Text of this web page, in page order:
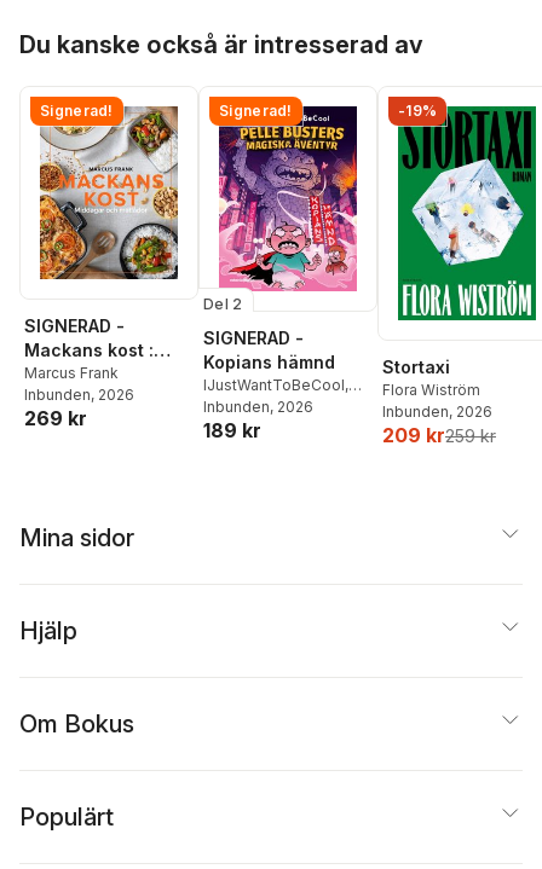
Du kanske också är intresserad av
Signerad!
SIGNERAD -
Mackans kost :
Middagar och
matlådor
Marcus Frank
Inbunden, 2026
269 kr
Signerad!
Del 2
SIGNERAD -
Kopians hämnd
IJustWantToBeCool,
Joel Adolphson
Ejdemo Beer
Inbunden, 2026
189 kr
-19%
Stortaxi
Flora Wiström
Inbunden, 2026
209 kr259 kr
Mina sidor
Hjälp
Om Bokus
Populärt